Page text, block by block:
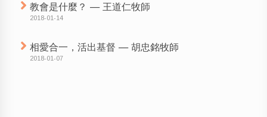
教會是什麼？ — 王道仁牧師
2018-01-14
相愛合一，活出基督 — 胡忠銘牧師
2018-01-07